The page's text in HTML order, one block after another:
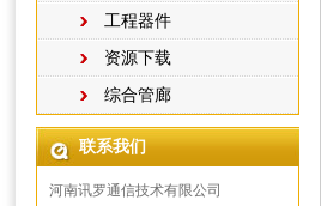
工程器件
资源下载
综合管廊
联系我们
河南讯罗通信技术有限公司